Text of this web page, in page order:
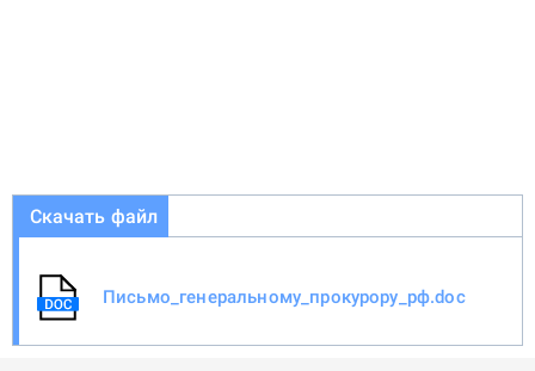
Скачать файл
Письмо_генеральному_прокурору_рф.doc